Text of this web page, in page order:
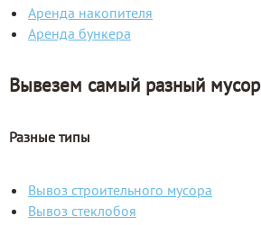
Аренда накопителя
Аренда бункера
Вывезем самый разный мусор
Разные типы
Вывоз строительного мусора
Вывоз стеклобоя